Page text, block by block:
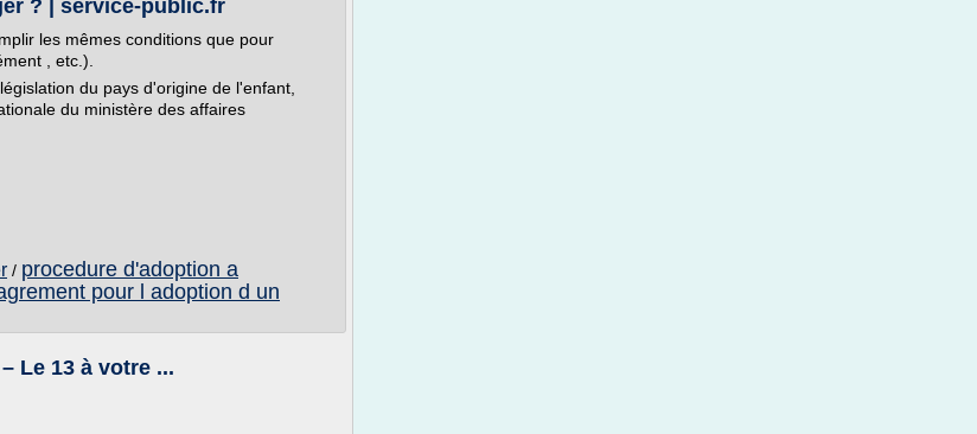
? | service-public.fr
les mêmes conditions que pour
, etc.).
du pays d'origine de l'enfant,
du ministère des affaires
/ procedure d'adoption a
pour l adoption d un
Le 13 à votre ...